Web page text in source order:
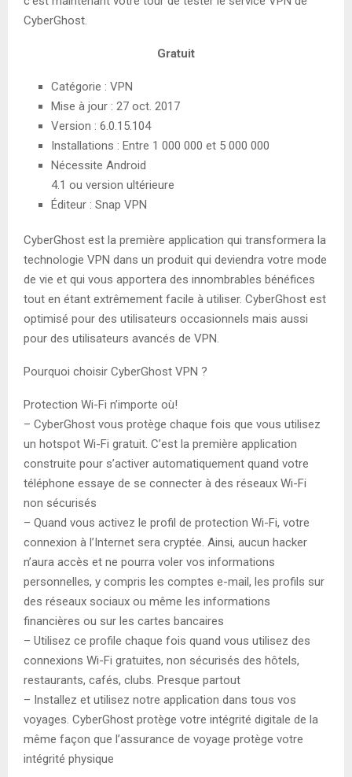
CyberGhost.
Gratuit
Catégorie : VPN
Mise à jour : 27 oct. 2017
Version : 6.0.15.104
Installations : Entre 1 000 000 et 5 000 000
Nécessite Android
4.1 ou version ultérieure
Éditeur : Snap VPN
CyberGhost est la première application qui transformera la
technologie VPN dans un produit qui deviendra votre mode
de vie et qui vous apportera des innombrables bénéfices
tout en étant extrêmement facile à utiliser. CyberGhost est
optimisé pour des utilisateurs occasionnels mais aussi
pour des utilisateurs avancés de VPN.
Pourquoi choisir CyberGhost VPN ?
Protection Wi-Fi n’importe où!
– CyberGhost vous protège chaque fois que vous utilisez
un hotspot Wi-Fi gratuit. C’est la première application
construite pour s’activer automatiquement quand votre
téléphone essaye de se connecter à des réseaux Wi-Fi
non sécurisés
– Quand vous activez le profil de protection Wi-Fi, votre
connexion à l’Internet sera cryptée. Ainsi, aucun hacker
n’aura accès et ne pourra voler vos informations
personnelles, y compris les comptes e-mail, les profils sur
des réseaux sociaux ou même les informations
financières ou sur les cartes bancaires
– Utilisez ce profile chaque fois quand vous utilisez des
connexions Wi-Fi gratuites, non sécurisés des hôtels,
restaurants, cafés, clubs. Presque partout
– Installez et utilisez notre application dans tous vos
voyages. CyberGhost protège votre intégrité digitale de la
même façon que l’assurance de voyage protège votre
intégrité physique